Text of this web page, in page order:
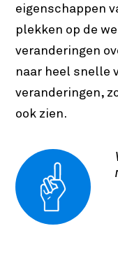
eigenschappen
plekken op de
veranderingen
naar heel snelle
veranderingen,
ook zien.